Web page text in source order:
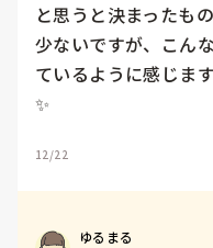
と思うと決まったも
少ないですが、こん
ているように感じま
✨️
12/22
ゆるまる